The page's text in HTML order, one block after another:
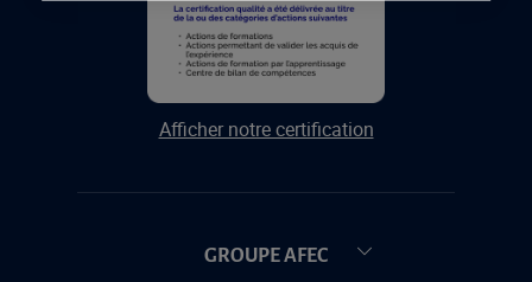
Afficher notre certification
GROUPE AFEC